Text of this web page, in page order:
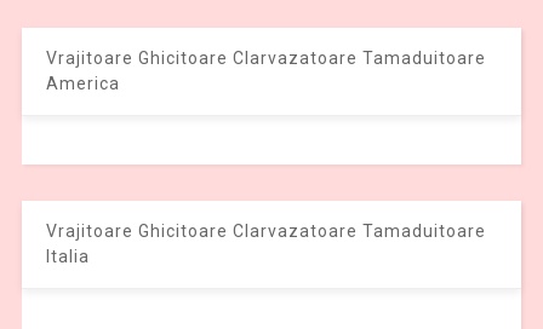
Vrajitoare Ghicitoare Clarvazatoare Tamaduitoare
America
Vrajitoare Ghicitoare Clarvazatoare Tamaduitoare
Italia